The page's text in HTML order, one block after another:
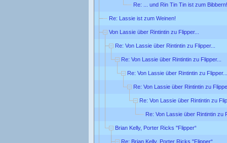
Re: ... und Rin Tin Tin ist zum Bibbern!
Re: Lassie ist zum Weinen!
Von Lassie über Rintintin zu Flipper...
Re: Von Lassie über Rintintin zu Flipper...
Re: Von Lassie über Rintintin zu Flipper...
Re: Von Lassie über Rintintin zu Flipper...
Re: Von Lassie über Rintintin zu
Re: Von Lassie über Rintintin zu
Re: Von Lassie über Rintintin zu
Brian Kelly, Porter Ricks "Flipper“
Re: Brian Kelly, Porter Ricks "Flipper“